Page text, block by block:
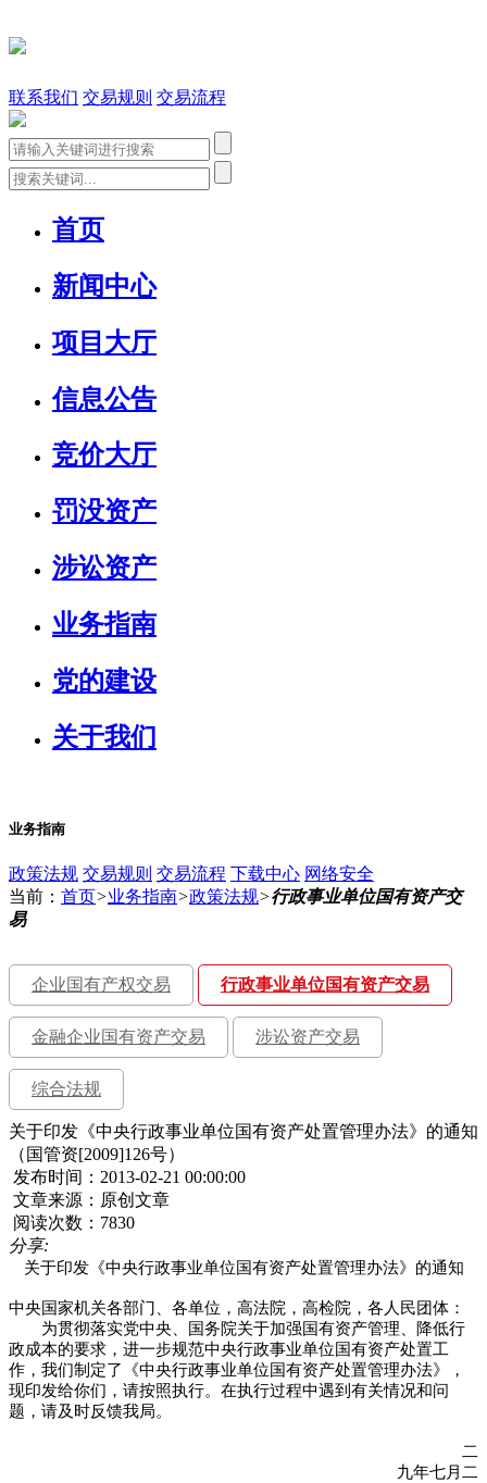
联系我们 交易规则 交易流程
首页
新闻中心
项目大厅
信息公告
竞价大厅
罚没资产
涉讼资产
业务指南
党的建设
关于我们
业务指南
政策法规 交易规则 交易流程 下载中心 网络安全
当前： 首页>业务指南>政策法规>行政事业单位国有资产交
易
企业国有产权交易 行政事业单位国有资产交易
金融企业国有资产交易 涉讼资产交易
综合法规
关于印发《中央行政事业单位国有资产处置管理办法》的通知
（国管资[2009]126号）
发布时间：2013-02-21 00:00:00
文章来源：原创文章
阅读次数：7830
分享:
关于印发《中央行政事业单位国有资产处置管理办法》的通知
中央国家机关各部门、各单位，高法院，高检院，各人民团体：
为贯彻落实党中央、国务院关于加强国有资产管理、降低行
政成本的要求，进一步规范中央行政事业单位国有资产处置工
作，我们制定了《中央行政事业单位国有资产处置管理办法》，
现印发给你们，请按照执行。在执行过程中遇到有关情况和问
题，请及时反馈我局。
二
九年七月二